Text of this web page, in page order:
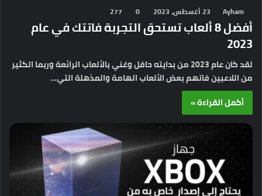
Ayham 23 أغسطس، 2023 0
277
أفضل 8 ألعاب تستحق التجربة فاتتك في عام
2023
لقد كان عام 2023 من بدايته حافل وغني بالألعاب الرائعة وربما الكثير
من اللاعبين فاتهم بعض الألعاب الهامة والمذهلة التي…
أكمل القراءة »